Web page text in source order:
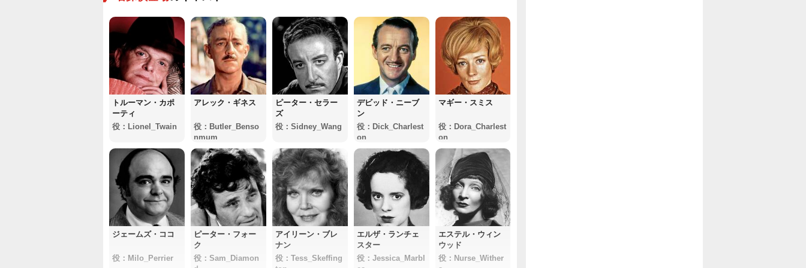
トルーマン・カポ
ーティ
役：Lionel_Twain
アレック・ギネス
役：Butler_Benso
nmum
ピーター・セラー
ズ
役：Sidney_Wang
デビッド・ニーブ
ン
役：Dick_Charlest
on
マギー・スミス
役：Dora_Charlest
on
ジェームズ・ココ
役：Milo_Perrier
ピーター・フォー
ク
役：Sam_Diamon
アイリーン・ブレ
ナン
役：Tess_Skeffing
エルザ・ランチェ
スター
役：Jessica_Marbl
エステル・ウィン
ウッド
役：Nurse_Wither